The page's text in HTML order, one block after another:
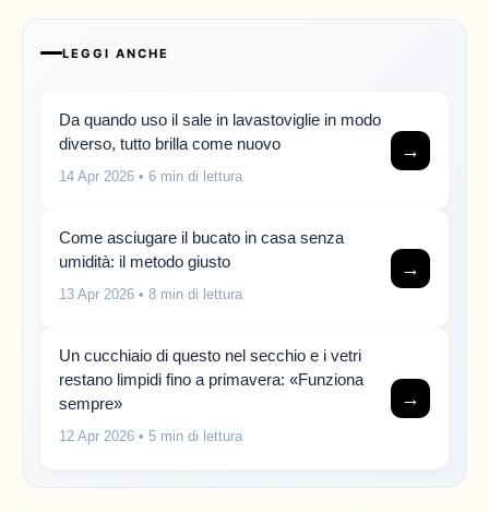
LEGGI ANCHE
Da quando uso il sale in lavastoviglie in modo
diverso, tutto brilla come nuovo
14 Apr 2026 • 6 min di lettura
→
Come asciugare il bucato in casa senza
umidità: il metodo giusto
13 Apr 2026 • 8 min di lettura
→
Un cucchiaio di questo nel secchio e i vetri
restano limpidi fino a primavera: «Funziona
sempre»
12 Apr 2026 • 5 min di lettura
→